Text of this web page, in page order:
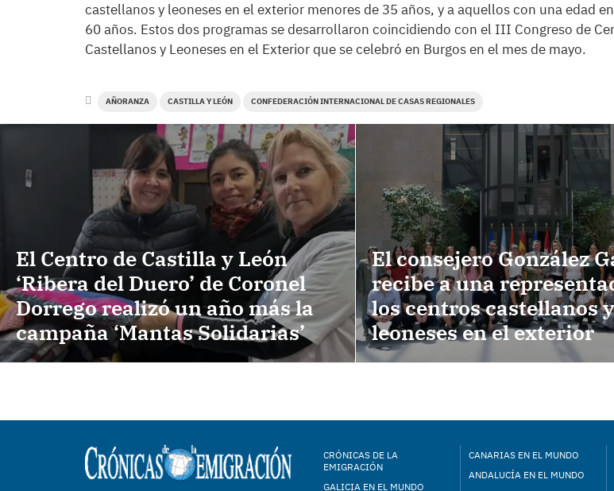
castellanos y leoneses en el exterior menores de 35 años, y a aquellos con una edad
60 años. Estos dos programas se desarrollaron coincidiendo con el III Congreso de
Castellanos y Leoneses en el Exterior que se celebró en Burgos en el mes de mayo.
AÑORANZA CASTILLA Y LEÓN CONFEDERACIÓN INTERNACIONAL DE CASAS REGIONALES
El Centro de Castilla y León
‘Ribera del Duero’ de Coronel
Dorrego realizó un año más la
campaña ‘Mantas Solidarias’
El consejero González
recibe a una
los centros castellanos y
leoneses en el exterior
CRÓNICAS DE LA
EMIGRACIÓN
GALICIA EN EL MUNDO
CANARIAS EN EL MUNDO
ANDALUCÍA EN EL MUNDO